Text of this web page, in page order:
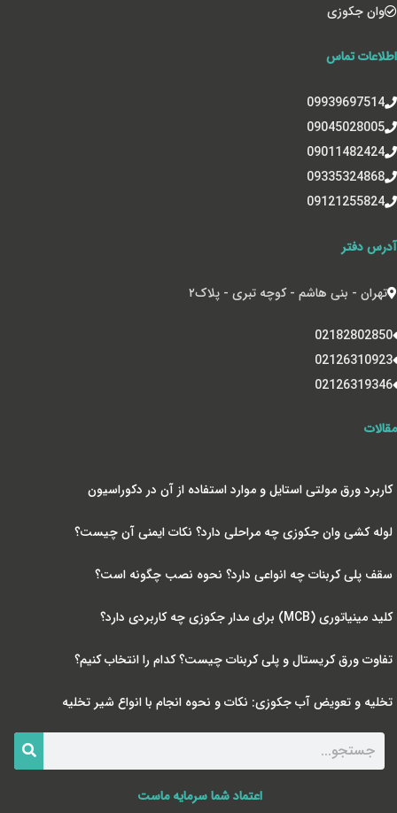
وان جکوزی
اطلاعات تماس
09939697514
09045028005
09011482424
09335324868
09121255824
آدرس دفتر
تهران - بنی هاشم - کوچه تبری - پلاک‌۲
02182802850
02126310923
02126319346
مقالات
کاربرد ورق مولتی استایل و موارد استفاده از آن در دکوراسیون
لوله کشی وان جکوزی چه مراحلی دارد؟ نکات ایمنی آن چیست؟
سقف پلی کربنات چه انواعی دارد؟ نحوه نصب چگونه است؟
کلید مینیاتوری (MCB) برای مدار جکوزی چه کاربردی دارد؟
تفاوت ورق کریستال و پلی کربنات چیست؟ کدام را انتخاب کنیم؟
تخلیه و تعویض آب جکوزی: نکات و نحوه انجام با انواع شیر تخلیه
اعتماد شما سرمایه ماست